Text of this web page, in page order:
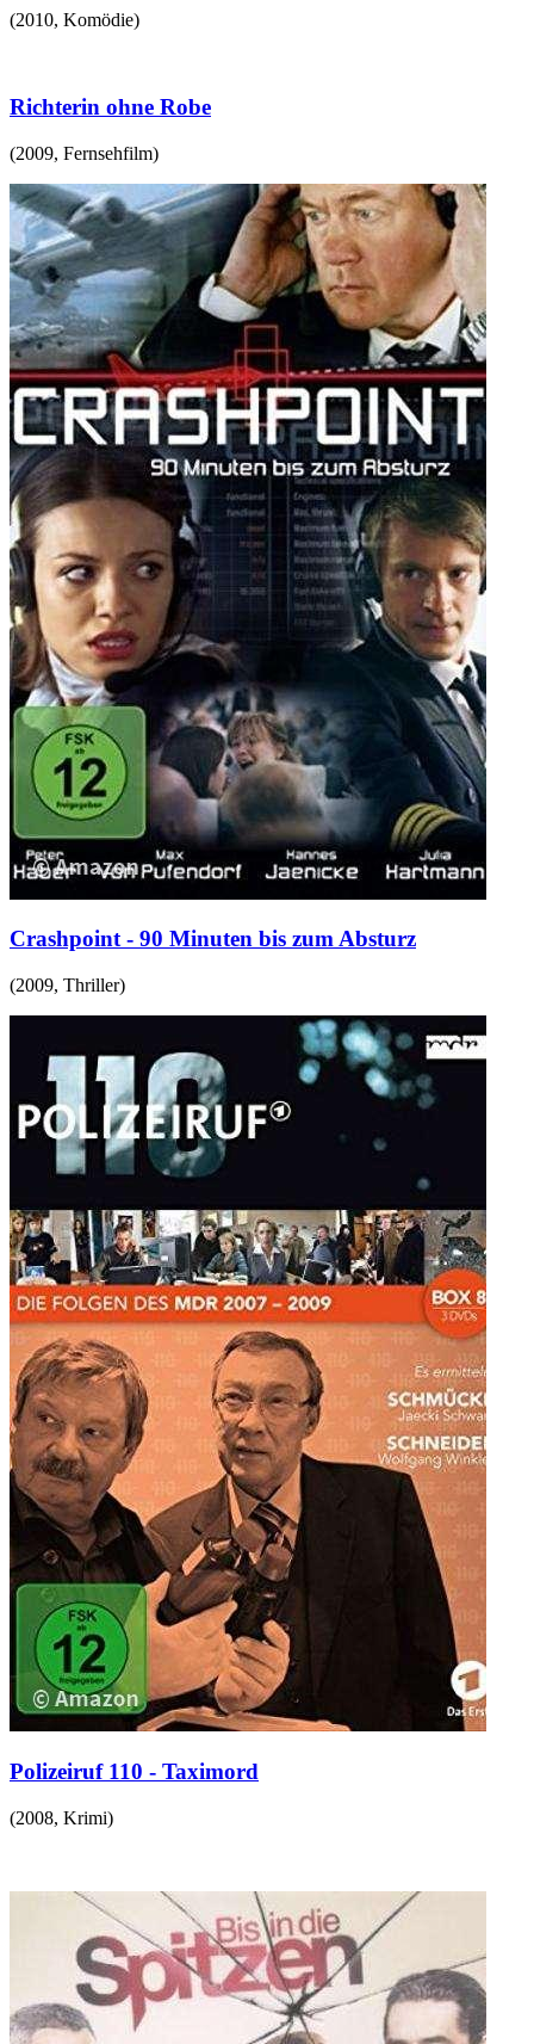
(2010, Komödie)
Richterin ohne Robe
(2009, Fernsehfilm)
Crashpoint - 90 Minuten bis zum Absturz
(2009, Thriller)
Polizeiruf 110 - Taximord
(2008, Krimi)